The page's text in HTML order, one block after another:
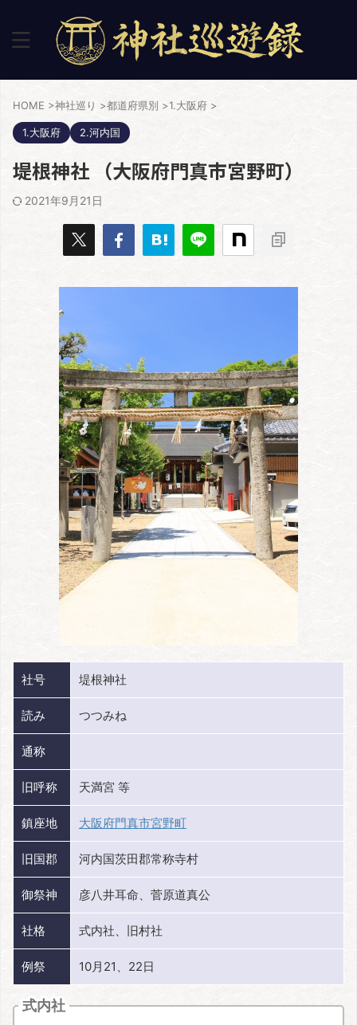
HOME >神社巡り >都道府県別 >1.大阪府 >
1.大阪府 2.河内国
堤根神社 （大阪府門真市宮野町）
2021年9月21日
社号 堤根神社
読み つつみね
通称
旧呼称 天満宮 等
鎮座地 大阪府門真市宮野町
旧国郡 河内国茨田郡常称寺村
御祭神 彦八井耳命、菅原道真公
社格 式内社、旧村社
例祭 10月21、22日
式内社